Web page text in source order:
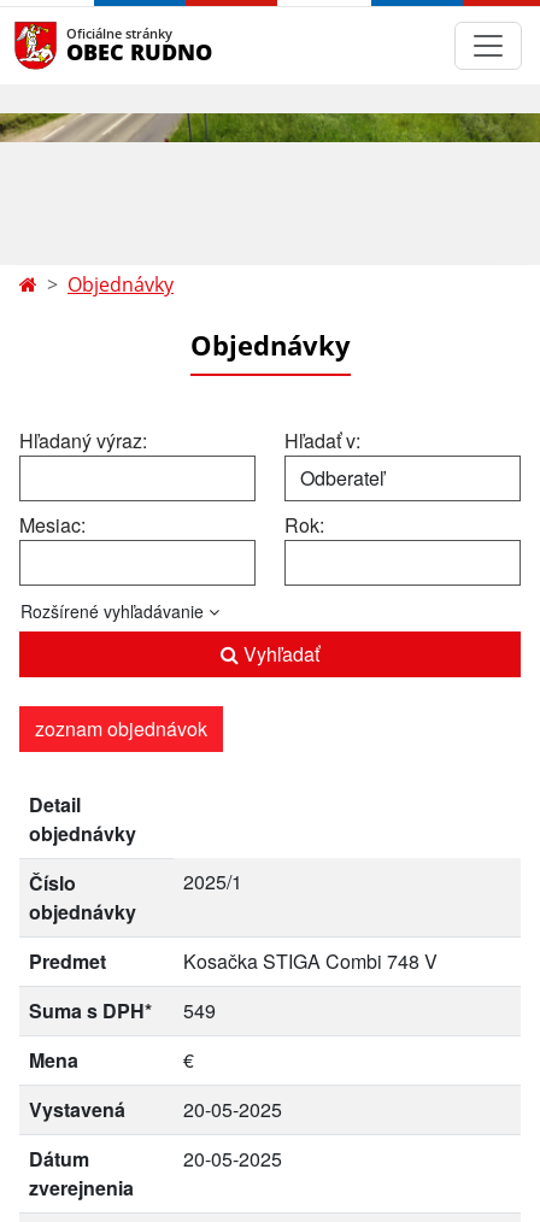
Oficiálne stránky
OBEC RUDNO
Objednávky
Objednávky
Hľadaný výraz: Hľadať v:
Mesiac: Rok:
Rozšírené vyhľadávanie
Vyhľadať
zoznam objednávok
Detail
objednávky
Číslo
objednávky
2025/1
Predmet
Kosačka STIGA Combi 748 V
Suma s DPH*
549
Mena
€
Vystavená
20-05-2025
Dátum
zverejnenia
20-05-2025